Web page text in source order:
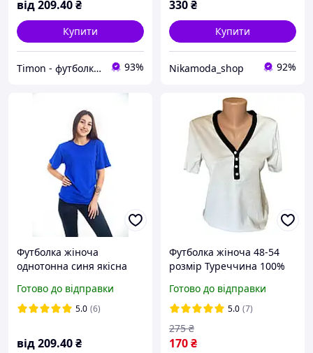
від209.40₴
Купити
Timon - футболки дитячі тя дорослі однотонні 93%
330₴
Купити
Nikamoda_shop 92%
Футболка жіноча
однотонна синя якісна
вільного крою унісекс s m
l xl xxl
Готово до відправки
5.0 (6)
від209.40₴
Футболка жіноча 48-54
розмір Туреччина 100%
Готово до відправки
5.0 (7)
170₴
275 ₴